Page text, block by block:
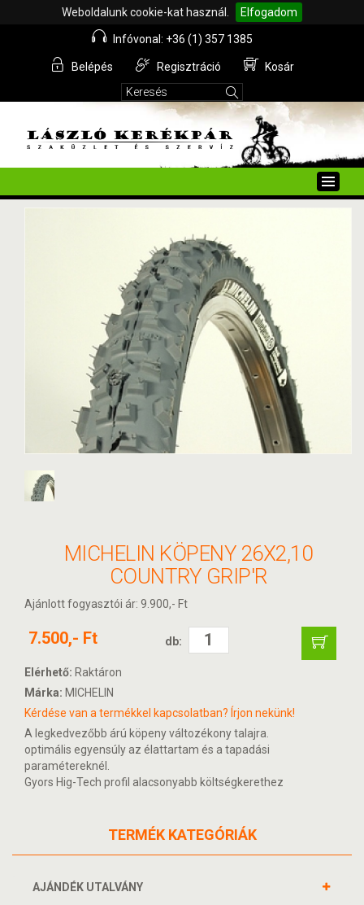
Weboldalunk cookie-kat használ. Elfogadom
Infóvonal: +36 (1) 357 1385
Belépés Regisztráció Kosár
Toggle
MICHELIN KÖPENY 26X2,10
COUNTRY GRIP'R
Ajánlott fogyasztói ár: 9.900,- Ft
7.500,- Ft db:
Elérhető: Raktáron
Márka: MICHELIN
Kérdése van a termékkel kapcsolatban? Írjon nekünk!
A legkedvezőbb árú köpeny változékony talajra.
optimális egyensúly az élattartam és a tapadási
paramétereknél.
Gyors Hig-Tech profil alacsonyabb költségkerethez
TERMÉK KATEGÓRIÁK
AJÁNDÉK UTALVÁNY